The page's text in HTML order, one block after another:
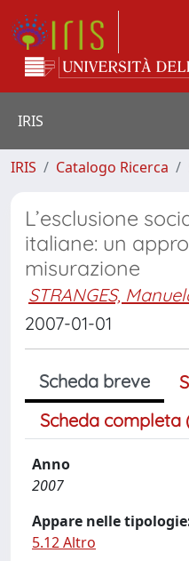
IRIS
IRIS Catalogo Ricerca
L’esclusione
italiane: un
misurazione
STRANGES,
2007-01-01
Scheda breve
Scheda completa
Anno
2007
Appare nelle
5.12 Altro